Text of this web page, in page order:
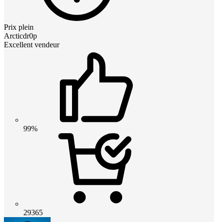
Prix plein
Arcticdr0p
Excellent vendeur
99%
29365